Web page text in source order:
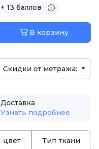
+ 13 баллов
В корзину
Скидки от метража:
Доставка
Узнать подробнее
цвет Тип ткани